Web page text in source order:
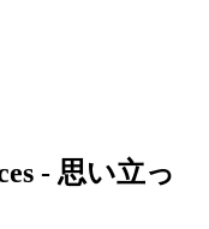
- 思い立っ